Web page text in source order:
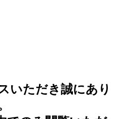
いただき誠にあり